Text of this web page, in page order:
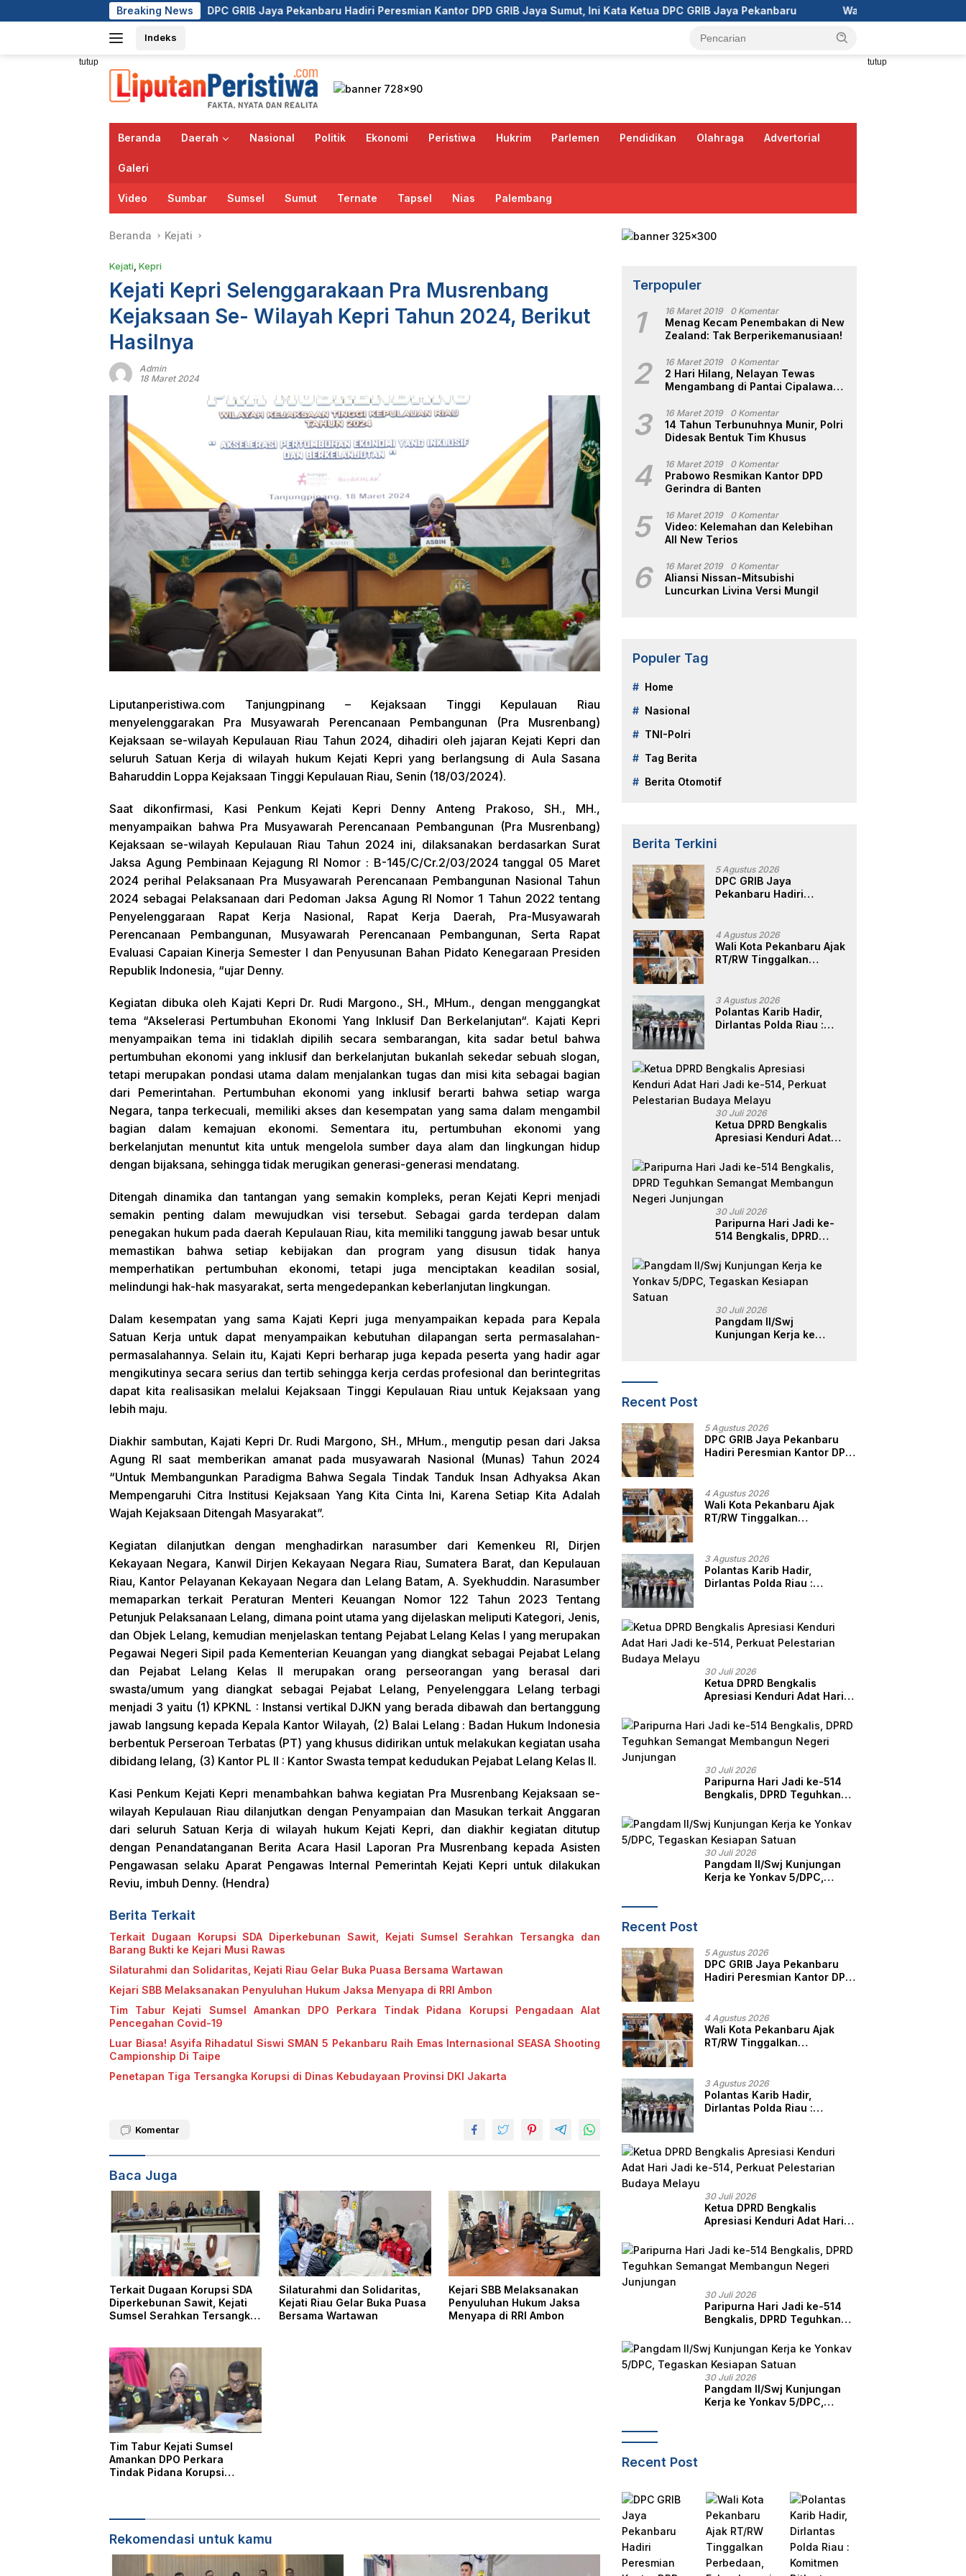
ke
Breaking News
DPC GRIB Jaya Pekanbaru Hadiri Peresmian Kantor DPD GRIB Jaya Sumut, Ini Kata Ketua DPC GRIB Jaya Pekanbaru Wali Kota Pekanbaru Ajak RT/RW Tinggalkan
Indeks
tutup tutup
Beranda Daerah Nasional Politik Ekonomi Peristiwa Hukrim Parlemen Pendidikan Olahraga Advertorial
Galeri
Video Sumbar Sumsel Sumut Ternate Tapsel Nias Palembang
Beranda Kejati
Kejati Kepri
Kejati Kepri Selenggarakaan Pra Musrenbang
Kejaksaan Se- Wilayah Kepri Tahun 2024, Berikut
Hasilnya
Admin
18 Maret 2024
Liputanperistiwa.com Tanjungpinang – Kejaksaan Tinggi Kepulauan Riau
menyelenggarakan Pra Musyawarah Perencanaan Pembangunan (Pra Musrenbang)
Kejaksaan se-wilayah Kepulauan Riau Tahun 2024, dihadiri oleh jajaran Kejati Kepri dan
seluruh Satuan Kerja di wilayah hukum Kejati Kepri yang berlangsung di Aula Sasana
Baharuddin Loppa Kejaksaan Tinggi Kepulauan Riau, Senin (18/03/2024).
Saat dikonfirmasi, Kasi Penkum Kejati Kepri Denny Anteng Prakoso, SH., MH.,
menyampaikan bahwa Pra Musyawarah Perencanaan Pembangunan (Pra Musrenbang)
Kejaksaan se-wilayah Kepulauan Riau Tahun 2024 ini, dilaksanakan berdasarkan Surat
Jaksa Agung Pembinaan Kejagung RI Nomor : B-145/C/Cr.2/03/2024 tanggal 05 Maret
2024 perihal Pelaksanaan Pra Musyawarah Perencanaan Pembangunan Nasional Tahun
2024 sebagai Pelaksanaan dari Pedoman Jaksa Agung RI Nomor 1 Tahun 2022 tentang
Penyelenggaraan Rapat Kerja Nasional, Rapat Kerja Daerah, Pra-Musyawarah
Perencanaan Pembangunan, Musyawarah Perencanaan Pembangunan, Serta Rapat
Evaluasi Capaian Kinerja Semester I dan Penyusunan Bahan Pidato Kenegaraan Presiden
Republik Indonesia, “ujar Denny.
Kegiatan dibuka oleh Kajati Kepri Dr. Rudi Margono., SH., MHum., dengan menggangkat
tema “Akselerasi Pertumbuhan Ekonomi Yang Inklusif Dan Berkelanjutan“. Kajati Kepri
menyampaikan tema ini tidaklah dipilih secara sembarangan, kita sadar betul bahwa
pertumbuhan ekonomi yang inklusif dan berkelanjutan bukanlah sekedar sebuah slogan,
tetapi merupakan pondasi utama dalam menjalankan tugas dan misi kita sebagai bagian
dari Pemerintahan. Pertumbuhan ekonomi yang inklusif berarti bahwa setiap warga
Negara, tanpa terkecuali, memiliki akses dan kesempatan yang sama dalam mengambil
bagian dalam kemajuan ekonomi. Sementara itu, pertumbuhan ekonomi yang
berkelanjutan menuntut kita untuk mengelola sumber daya alam dan lingkungan hidup
dengan bijaksana, sehingga tidak merugikan generasi-generasi mendatang.
Ditengah dinamika dan tantangan yang semakin kompleks, peran Kejati Kepri menjadi
semakin penting dalam mewujudkan visi tersebut. Sebagai garda terdepan dalam
penegakan hukum pada daerah Kepulauan Riau, kita memiliki tanggung jawab besar untuk
memastikan bahwa setiap kebijakan dan program yang disusun tidak hanya
memperhatikan pertumbuhan ekonomi, tetapi juga menciptakan keadilan sosial,
melindungi hak-hak masyarakat, serta mengedepankan keberlanjutan lingkungan.
Dalam kesempatan yang sama Kajati Kepri juga menyampaikan kepada para Kepala
Satuan Kerja untuk dapat menyampaikan kebutuhan dilapangan serta permasalahan-
permasalahannya. Selain itu, Kajati Kepri berharap juga kepada peserta yang hadir agar
mengikutinya secara serius dan tertib sehingga kerja cerdas profesional dan berintegritas
dapat kita realisasikan melalui Kejaksaan Tinggi Kepulauan Riau untuk Kejaksaan yang
lebih maju.
Diakhir sambutan, Kajati Kepri Dr. Rudi Margono, SH., MHum., mengutip pesan dari Jaksa
Agung RI saat memberikan amanat pada musyawarah Nasional (Munas) Tahun 2024
“Untuk Membangunkan Paradigma Bahwa Segala Tindak Tanduk Insan Adhyaksa Akan
Mempengaruhi Citra Institusi Kejaksaan Yang Kita Cinta Ini, Karena Setiap Kita Adalah
Wajah Kejaksaan Ditengah Masyarakat”.
Kegiatan dilanjutkan dengan menghadirkan narasumber dari Kemenkeu RI, Dirjen
Kekayaan Negara, Kanwil Dirjen Kekayaan Negara Riau, Sumatera Barat, dan Kepulauan
Riau, Kantor Pelayanan Kekayaan Negara dan Lelang Batam, A. Syekhuddin. Narasumber
memaparkan terkait Peraturan Menteri Keuangan Nomor 122 Tahun 2023 Tentang
Petunjuk Pelaksanaan Lelang, dimana point utama yang dijelaskan meliputi Kategori, Jenis,
dan Objek Lelang, kemudian menjelaskan tentang Pejabat Lelang Kelas I yang merupakan
Pegawai Negeri Sipil pada Kementerian Keuangan yang diangkat sebagai Pejabat Lelang
dan Pejabat Lelang Kelas II merupakan orang perseorangan yang berasal dari
swasta/umum yang diangkat sebagai Pejabat Lelang, Penyelenggara Lelang terbagi
menjadi 3 yaitu (1) KPKNL : Instansi vertikal DJKN yang berada dibawah dan bertanggung
jawab langsung kepada Kepala Kantor Wilayah, (2) Balai Lelang : Badan Hukum Indonesia
berbentuk Perseroan Terbatas (PT) yang khusus didirikan untuk melakukan kegiatan usaha
dibidang lelang, (3) Kantor PL II : Kantor Swasta tempat kedudukan Pejabat Lelang Kelas II.
Kasi Penkum Kejati Kepri menambahkan bahwa kegiatan Pra Musrenbang Kejaksaan se-
wilayah Kepulauan Riau dilanjutkan dengan Penyampaian dan Masukan terkait Anggaran
dari seluruh Satuan Kerja di wilayah hukum Kejati Kepri, dan diakhir kegiatan ditutup
dengan Penandatanganan Berita Acara Hasil Laporan Pra Musrenbang kepada Asisten
Pengawasan selaku Aparat Pengawas Internal Pemerintah Kejati Kepri untuk dilakukan
Reviu, imbuh Denny. (Hendra)
Berita Terkait
Terkait Dugaan Korupsi SDA Diperkebunan Sawit, Kejati Sumsel Serahkan Tersangka dan
Barang Bukti ke Kejari Musi Rawas
Silaturahmi dan Solidaritas, Kejati Riau Gelar Buka Puasa Bersama Wartawan
Kejari SBB Melaksanakan Penyuluhan Hukum Jaksa Menyapa di RRI Ambon
Tim Tabur Kejati Sumsel Amankan DPO Perkara Tindak Pidana Korupsi Pengadaan Alat
Pencegahan Covid-19
Luar Biasa! Asyifa Rihadatul Siswi SMAN 5 Pekanbaru Raih Emas Internasional SEASA Shooting
Campionship Di Taipe
Penetapan Tiga Tersangka Korupsi di Dinas Kebudayaan Provinsi DKI Jakarta
Komentar
Baca Juga
Terkait Dugaan Korupsi SDA
Diperkebunan Sawit, Kejati
Sumsel Serahkan Tersangka
Silaturahmi dan Solidaritas,
Kejati Riau Gelar Buka Puasa
Bersama Wartawan
Kejari SBB Melaksanakan
Penyuluhan Hukum Jaksa
Menyapa di RRI Ambon
Tim Tabur Kejati Sumsel
Amankan DPO Perkara
Tindak Pidana Korupsi
Rekomendasi untuk kamu
Terpopuler
1 16 Maret 2019 0 Komentar
Menag Kecam Penembakan di New
Zealand: Tak Berperikemanusiaan!
2 16 Maret 2019 0 Komentar
2 Hari Hilang, Nelayan Tewas
Mengambang di Pantai Cipalawah
3 16 Maret 2019 0 Komentar
14 Tahun Terbunuhnya Munir, Polri
Didesak Bentuk Tim Khusus
4 16 Maret 2019 0 Komentar
Prabowo Resmikan Kantor DPD
Gerindra di Banten
5 16 Maret 2019 0 Komentar
Video: Kelemahan dan Kelebihan
All New Terios
6 16 Maret 2019 0 Komentar
Aliansi Nissan-Mitsubishi
Luncurkan Livina Versi Mungil
Populer Tag
Home
Nasional
TNI-Polri
Tag Berita
Berita Otomotif
Berita Terkini
5 Agustus 2026
DPC GRIB Jaya
Pekanbaru Hadiri
Kata Ketua DPC GRIB
Jaya Pekanbaru
4 Agustus 2026
Wali Kota Pekanbaru Ajak
RT/RW Tinggalkan
3 Agustus 2026
Polantas Karib Hadir,
Dirlantas Polda Riau :
Pelayanan,
Perlindungan, dan
Edukasi Kepada
Masyarakat
30 Juli 2026
Ketua DPRD Bengkalis
Apresiasi Kenduri Adat
Pelestarian Budaya
Melayu
30 Juli 2026
Paripurna Hari Jadi ke-
514 Bengkalis, DPRD
Membangun Negeri
Junjungan
30 Juli 2026
Pangdam II/Swj
Kunjungan Kerja ke
Recent Post
5 Agustus 2026
DPC GRIB Jaya Pekanbaru
Hadiri Peresmian Kantor DPD
Pekanbaru
4 Agustus 2026
Wali Kota Pekanbaru Ajak
RT/RW Tinggalkan
3 Agustus 2026
Polantas Karib Hadir,
Dirlantas Polda Riau :
Pelayanan, Perlindungan,
dan Edukasi Kepada
Masyarakat
30 Juli 2026
Ketua DPRD Bengkalis
Apresiasi Kenduri Adat Hari
Pelestarian Budaya Melayu
30 Juli 2026
Paripurna Hari Jadi ke-514
Bengkalis, DPRD Teguhkan
Negeri Junjungan
30 Juli 2026
Pangdam II/Swj Kunjungan
Kerja ke Yonkav 5/DPC,
Recent Post
5 Agustus 2026
DPC GRIB Jaya Pekanbaru
Hadiri Peresmian Kantor DPD
Pekanbaru
4 Agustus 2026
Wali Kota Pekanbaru Ajak
RT/RW Tinggalkan
3 Agustus 2026
Polantas Karib Hadir,
Dirlantas Polda Riau :
Pelayanan, Perlindungan,
dan Edukasi Kepada
Masyarakat
30 Juli 2026
Ketua DPRD Bengkalis
Apresiasi Kenduri Adat Hari
Pelestarian Budaya Melayu
30 Juli 2026
Paripurna Hari Jadi ke-514
Bengkalis, DPRD Teguhkan
Negeri Junjungan
30 Juli 2026
Pangdam II/Swj Kunjungan
Kerja ke Yonkav 5/DPC,
Recent Post